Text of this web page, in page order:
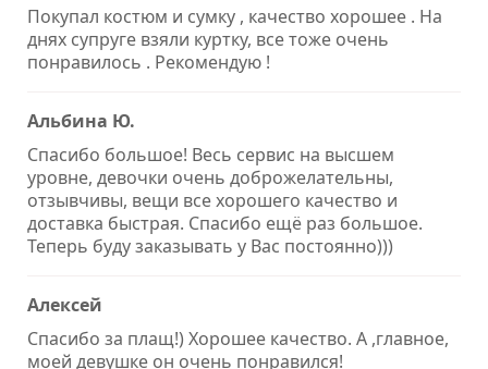
Покупал костюм и сумку , качество хорошее . На
днях супруге взяли куртку, все тоже очень
понравилось . Рекомендую !
Альбина Ю.
Спасибо большое! Весь сервис на высшем
уровне, девочки очень доброжелательны,
отзывчивы, вещи все хорошего качество и
доставка быстрая. Спасибо ещё раз большое.
Теперь буду заказывать у Вас постоянно)))
Алексей
Спасибо за плащ!) Хорошее качество. А ,главное,
моей девушке он очень понравился!